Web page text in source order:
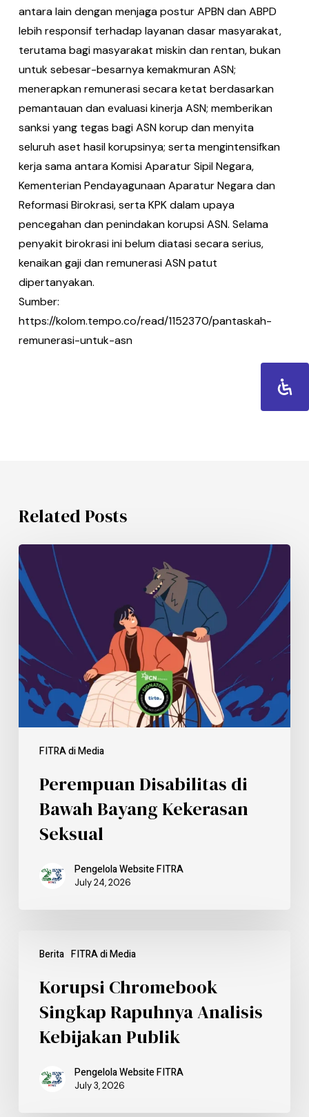
antara lain dengan menjaga postur APBN dan ABPD
lebih responsif terhadap layanan dasar masyarakat,
terutama bagi masyarakat miskin dan rentan, bukan
untuk sebesar-besarnya kemakmuran ASN;
menerapkan remunerasi secara ketat berdasarkan
pemantauan dan evaluasi kinerja ASN; memberikan
sanksi yang tegas bagi ASN korup dan menyita
seluruh aset hasil korupsinya; serta mengintensifkan
kerja sama antara Komisi Aparatur Sipil Negara,
Kementerian Pendayagunaan Aparatur Negara dan
Reformasi Birokrasi, serta KPK dalam upaya
pencegahan dan penindakan korupsi ASN. Selama
penyakit birokrasi ini belum diatasi secara serius,
kenaikan gaji dan remunerasi ASN patut
dipertanyakan.
Sumber:
https://kolom.tempo.co/read/1152370/pantaskah-
remunerasi-untuk-asn
Related Posts
FITRA di Media
Perempuan Disabilitas di
Bawah Bayang Kekerasan
Seksual
Pengelola Website FITRA
July 24, 2026
Berita FITRA di Media
Korupsi Chromebook
Singkap Rapuhnya Analisis
Kebijakan Publik
Pengelola Website FITRA
July 3, 2026